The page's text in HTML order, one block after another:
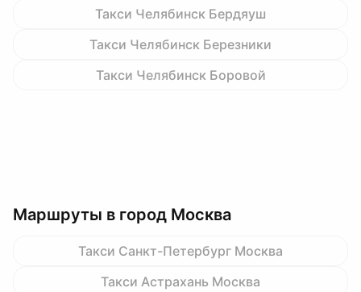
Такси Челябинск Бердяуш
Такси Челябинск Березники
Такси Челябинск Боровой
Маршруты в город Москва
Такси Санкт-Петербург Москва
Такси Астрахань Москва